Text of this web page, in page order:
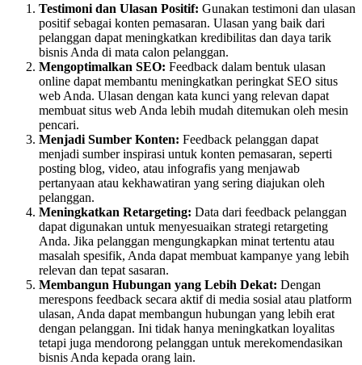
Testimoni dan Ulasan Positif: Gunakan testimoni dan ulasan
positif sebagai konten pemasaran. Ulasan yang baik dari
pelanggan dapat meningkatkan kredibilitas dan daya tarik
bisnis Anda di mata calon pelanggan.
Mengoptimalkan SEO: Feedback dalam bentuk ulasan
online dapat membantu meningkatkan peringkat SEO situs
web Anda. Ulasan dengan kata kunci yang relevan dapat
membuat situs web Anda lebih mudah ditemukan oleh mesin
pencari.
Menjadi Sumber Konten: Feedback pelanggan dapat
menjadi sumber inspirasi untuk konten pemasaran, seperti
posting blog, video, atau infografis yang menjawab
pertanyaan atau kekhawatiran yang sering diajukan oleh
pelanggan.
Meningkatkan Retargeting: Data dari feedback pelanggan
dapat digunakan untuk menyesuaikan strategi retargeting
Anda. Jika pelanggan mengungkapkan minat tertentu atau
masalah spesifik, Anda dapat membuat kampanye yang lebih
relevan dan tepat sasaran.
Membangun Hubungan yang Lebih Dekat: Dengan
merespons feedback secara aktif di media sosial atau platform
ulasan, Anda dapat membangun hubungan yang lebih erat
dengan pelanggan. Ini tidak hanya meningkatkan loyalitas
tetapi juga mendorong pelanggan untuk merekomendasikan
bisnis Anda kepada orang lain.